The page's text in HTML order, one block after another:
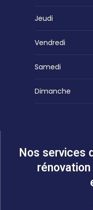
Jeudi
Vendredi
Samedi
Dimanche
Nos services